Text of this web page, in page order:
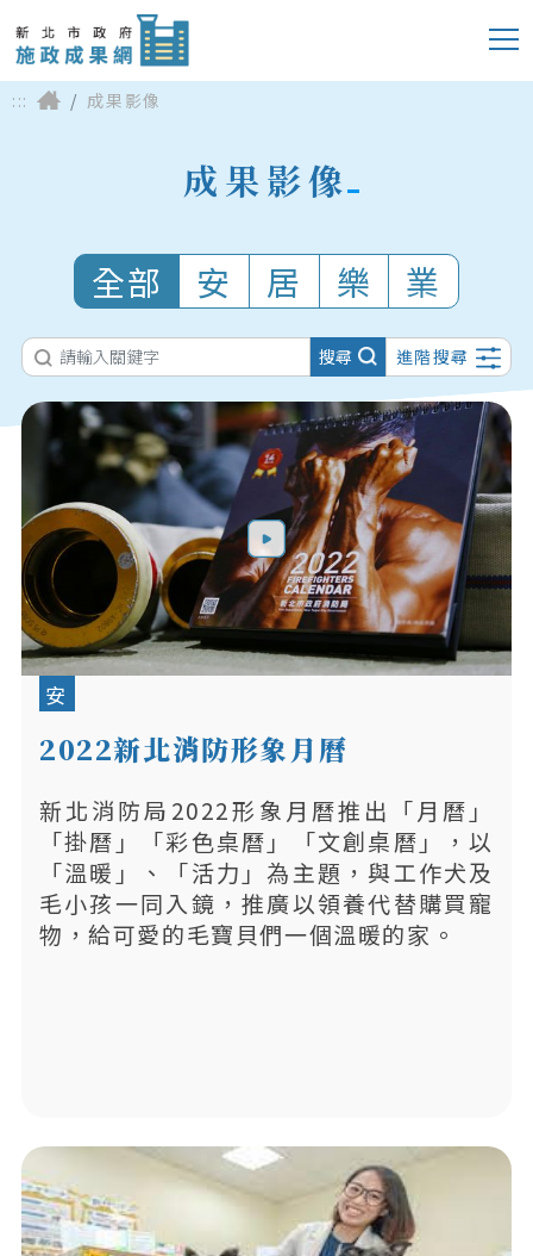
::: 成果影像
成果影像
全部 安 居 樂 業
搜尋 進階搜尋
安
2022新北消防形象月曆
新北消防局2022形象月曆推出「月曆」
「掛曆」「彩色桌曆」「文創桌曆」，以
「溫暖」、「活力」為主題，與工作犬及
毛小孩一同入鏡，推廣以領養代替購買寵
物，給可愛的毛寶貝們一個溫暖的家。